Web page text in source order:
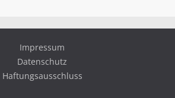
Impressum
Datenschutz
Haftungsausschluss